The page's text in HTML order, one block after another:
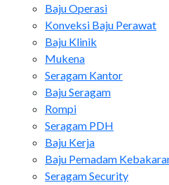
Baju Operasi
Konveksi Baju Perawat
Baju Klinik
Mukena
Seragam Kantor
Baju Seragam
Rompi
Seragam PDH
Baju Kerja
Baju Pemadam
Seragam Security